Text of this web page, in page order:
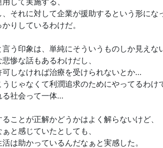
それに対して企業が援助するという形にな
りしているわけだ。
う印象は、単純にそういうものしか見えな
惨な話もあるわけだし、
しなければ治療を受けられないとか…
じゃなくて利潤追求のためにやってるわけ
る社会って一体…
ことが正解かどうかはよく解らないけど、
と感じていたとしても、
は助かっているんだなぁと実感した。